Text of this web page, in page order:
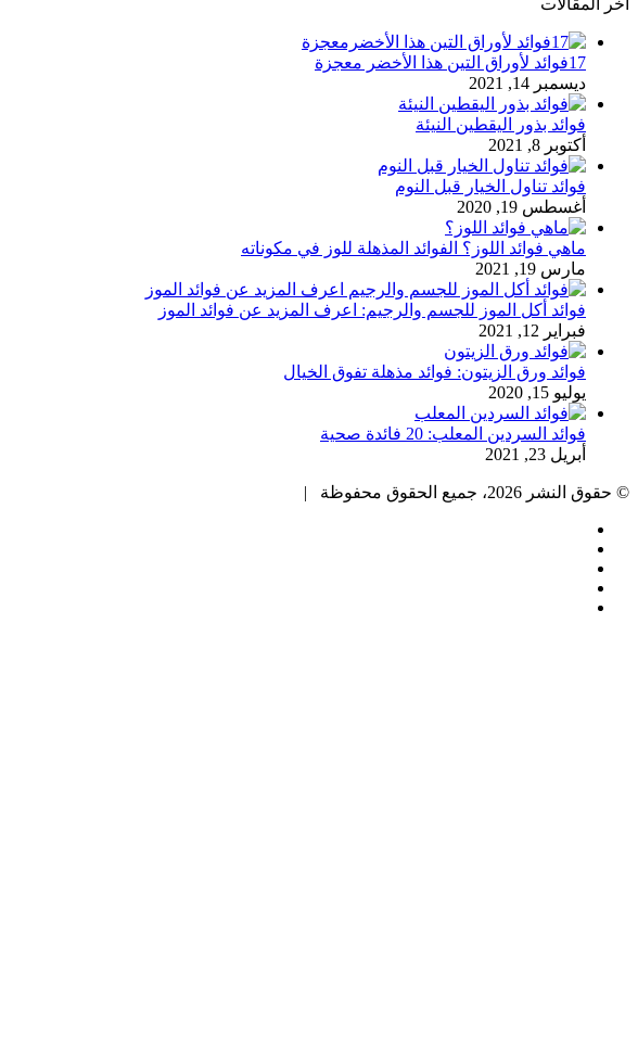
اخر المقالات
17فوائد لأوراق التين هذا الأخضر معجزة
ديسمبر 14, 2021
فوائد بذور اليقطين النيئة
أكتوبر 8, 2021
فوائد تناول الخيار قبل النوم
أغسطس 19, 2020
ماهي فوائد اللوز؟ الفوائد المذهلة للوز في مكوناته
مارس 19, 2021
فوائد أكل الموز للجسم والرجيم: اعرف المزيد عن فوائد الموز
فبراير 12, 2021
فوائد ورق الزيتون: فوائد مذهلة تفوق الخيال
يوليو 15, 2020
فوائد السردين المعلب: 20 فائدة صحية
أبريل 23, 2021
© حقوق النشر 2026، جميع الحقوق محفوظة |